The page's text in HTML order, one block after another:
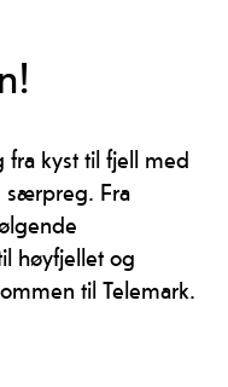
fra kyst til fjell med
særpreg. Fra
høyfjellet og
til Telemark.